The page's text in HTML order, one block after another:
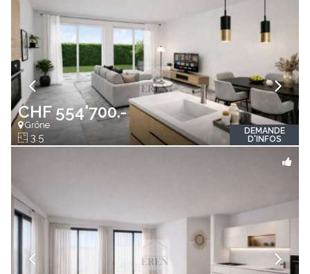
CHF 554'700.-
Grône
3.5
DEMANDE
D'INFOS